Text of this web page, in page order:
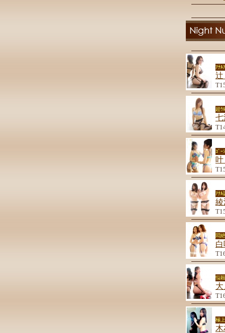
ｱﾅﾙ
辻
超ｳ
七
ｺﾞｰ
ｱﾅﾙ
綾
悶
悩
大
極